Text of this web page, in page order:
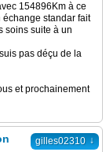
154896Km à ce
échange standar fait
soins suite à un
pas déçu de la
et prochainement
gilles02310 ↓